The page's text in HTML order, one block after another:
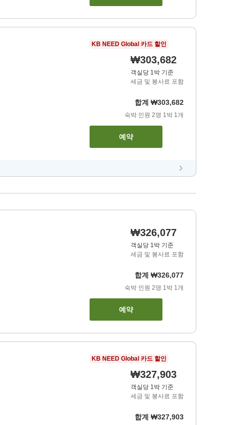
KB NEED Global 카드 할인
₩303,682
객실당 1박 기준
세금 및 봉사료 포함
합계 ₩303,682
숙박 인원 2명 1박 1개
예약
₩326,077
객실당 1박 기준
세금 및 봉사료 포함
합계 ₩326,077
숙박 인원 2명 1박 1개
예약
KB NEED Global 카드 할인
₩327,903
객실당 1박 기준
세금 및 봉사료 포함
합계 ₩327,903